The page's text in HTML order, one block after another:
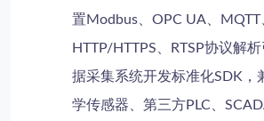
置Modbus、OPC UA、MQTT
HTTP/HTTPS、RTSP协议解
据采集系统开发标准化SDK，
学传感器、第三方PLC、